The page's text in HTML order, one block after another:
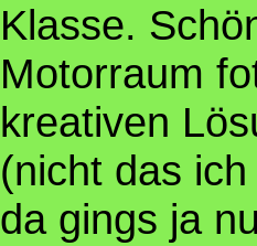
Klasse.
Motorraum
kreativen
(nicht das
da gings ja